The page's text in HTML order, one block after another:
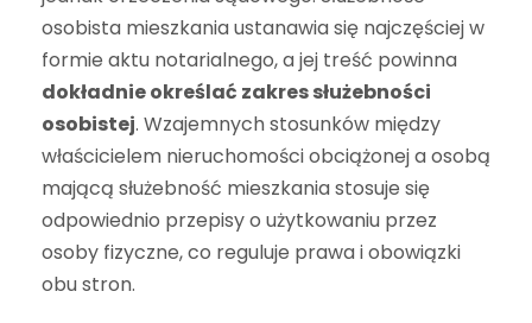
osobista mieszkania ustanawia się najczęściej w
formie aktu notarialnego, a jej treść powinna
dokładnie określać zakres służebności
osobistej. Wzajemnych stosunków między
właścicielem nieruchomości obciążonej a osobą
mającą służebność mieszkania stosuje się
odpowiednio przepisy o użytkowaniu przez
osoby fizyczne, co reguluje prawa i obowiązki
obu stron.